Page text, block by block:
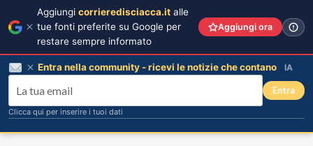
Aggiungi corrieredisciacca.it alle
tue fonti preferite su Google per
restare sempre informato
Aggiungi ora
Entra nella community - ricevi le notizie che contano IA
Entra
Clicca qui per inserire i tuoi dati